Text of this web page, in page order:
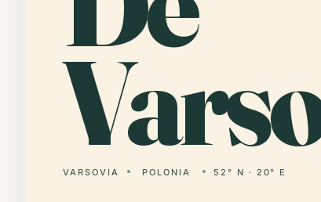
VARSOVIA POLONIA 52° N · 20° E